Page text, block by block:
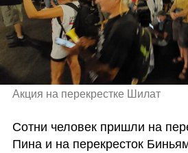
Акция на перекрестке Шилат
Сотни человек пришли на
Пина и на перекресток